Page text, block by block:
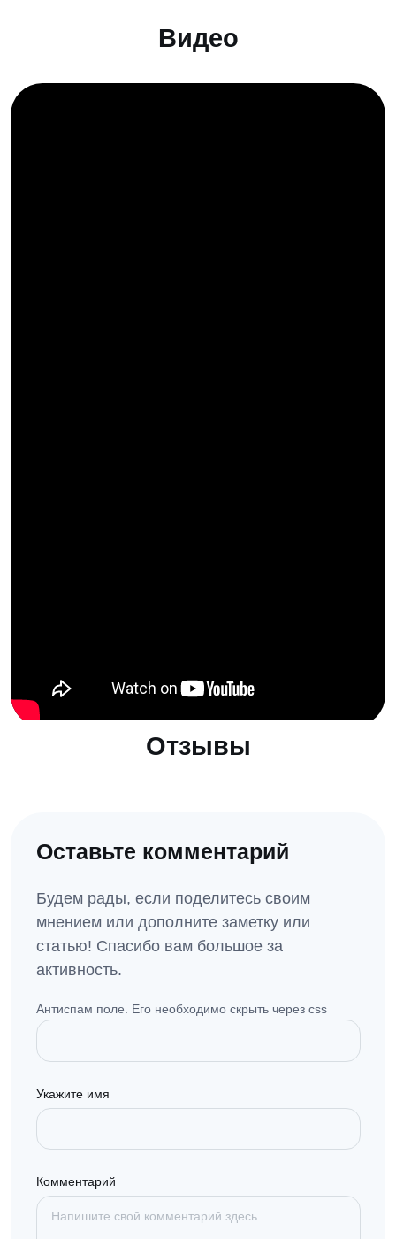
Видео
Отзывы
Оставьте комментарий
Будем рады, если поделитесь своим
мнением или дополните заметку или
статью! Спасибо вам большое за
активность.
Антиспам поле. Его необходимо скрыть через css
Укажите имя
Комментарий